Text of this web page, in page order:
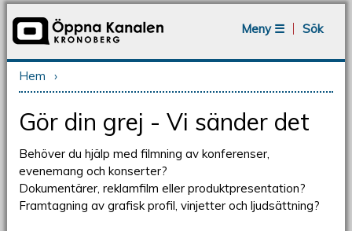
Meny ☰
Sök
Du är här
Hem ›
Gör din grej - Vi sänder det
Behöver du hjälp med filmning av konferenser,
evenemang och konserter?
Dokumentärer, reklamfilm eller produktpresentation?
Framtagning av grafisk profil, vinjetter och ljudsättning?